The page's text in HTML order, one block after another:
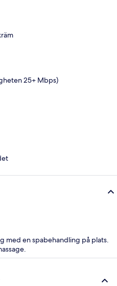
25+ Mbps)
med en spabehandling på plats.